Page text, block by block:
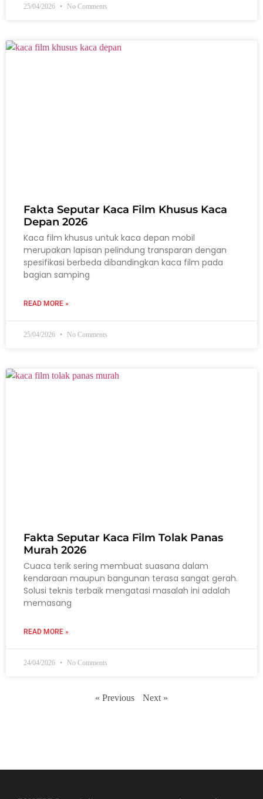
25/04/2026 No Comments
Fakta Seputar Kaca Film Khusus Kaca
Depan 2026
Kaca film khusus untuk kaca depan mobil
merupakan lapisan pelindung transparan dengan
spesifikasi berbeda dibandingkan kaca film pada
bagian samping
READ MORE »
25/04/2026 No Comments
Fakta Seputar Kaca Film Tolak Panas
Murah 2026
Cuaca terik sering membuat suasana dalam
kendaraan maupun bangunan terasa sangat gerah.
Solusi teknis terbaik mengatasi masalah ini adalah
memasang
READ MORE »
24/04/2026 No Comments
« Previous Next »